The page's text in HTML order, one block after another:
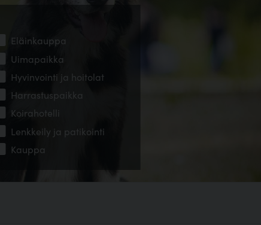
Eläinkauppa
Uimapaikka
Hyvinvointi ja hoitolat
Harrastuspaikka
Koirahotelli
Lenkkeily ja patikointi
Kauppa